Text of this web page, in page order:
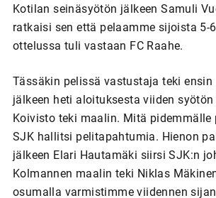
Kotilan seinäsyötön jälkeen Samuli
ratkaisi sen että pelaamme sijoista 5-
ottelussa tuli vastaan FC Raahe.
Tässäkin pelissä vastustaja teki ensin
jälkeen heti aloituksesta viiden syötön
Koivisto teki maalin. Mitä pidemmälle
SJK hallitsi pelitapahtumia. Hienon
jälkeen Elari Hautamäki siirsi SJK:n
Kolmannen maalin teki Niklas
osumalla varmistimme viidennen